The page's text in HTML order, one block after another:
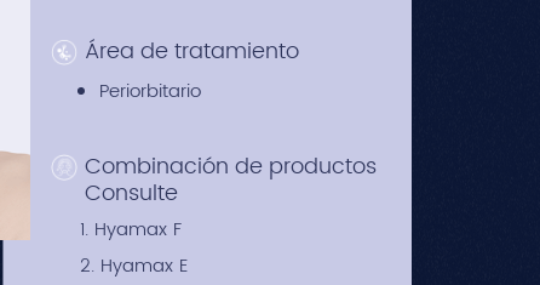
Área de tratamiento
Periorbitario
Combinación de productos
Consulte
1. Hyamax F
2. Hyamax E